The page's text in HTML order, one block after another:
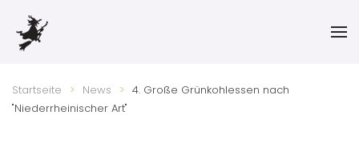
Skip to main content
Startseite News
4. Große Grünkohlessen nach
"Niederrheinischer Art"